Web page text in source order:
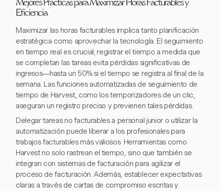
Mejores Prácticas para Maximizar Horas Facturables y
Eficiencia
Maximizar las horas facturables implica tanto planificación
estratégica como aprovechar la tecnología. El seguimiento
en tiempo real es crucial; registrar el tiempo a medida que
se completan las tareas evita pérdidas significativas de
ingresos—hasta un 50% si el tiempo se registra al final de la
semana. Las funciones automatizadas de seguimiento de
tiempo de Harvest, como los temporizadores de un clic,
aseguran un registro preciso y previenen tales pérdidas.
Delegar tareas no facturables a personal junior o utilizar la
automatización puede liberar a los profesionales para
trabajos facturables más valiosos. Herramientas como
Harvest no solo rastrean el tiempo, sino que también se
integran con sistemas de facturación para agilizar el
proceso de facturación. Además, establecer expectativas
claras a través de cartas de compromiso escritas y